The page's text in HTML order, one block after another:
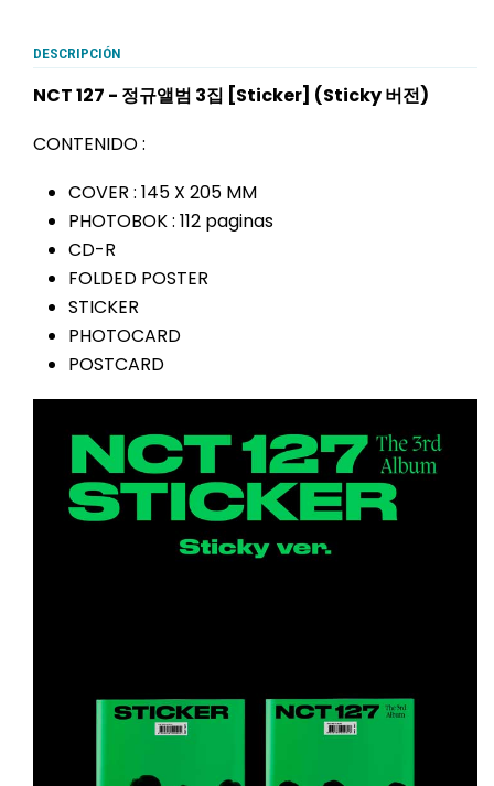
DESCRIPCIÓN
NCT 127 - 정규앨범 3집 [Sticker] (Sticky 버전)
CONTENIDO :
COVER : 145 X 205 MM
PHOTOBOK : 112 paginas
CD-R
FOLDED POSTER
STICKER
PHOTOCARD
POSTCARD